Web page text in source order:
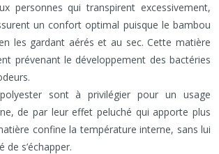
personnes qui transpirent excessivement,
un confort optimal puisque le bambou
les gardant aérés et au sec. Cette matière
prévenant le développement des bactéries
sont à privilégier pour un usage
de par leur effet peluché qui apporte plus
confine la température interne, sans lui
de s’échapper.